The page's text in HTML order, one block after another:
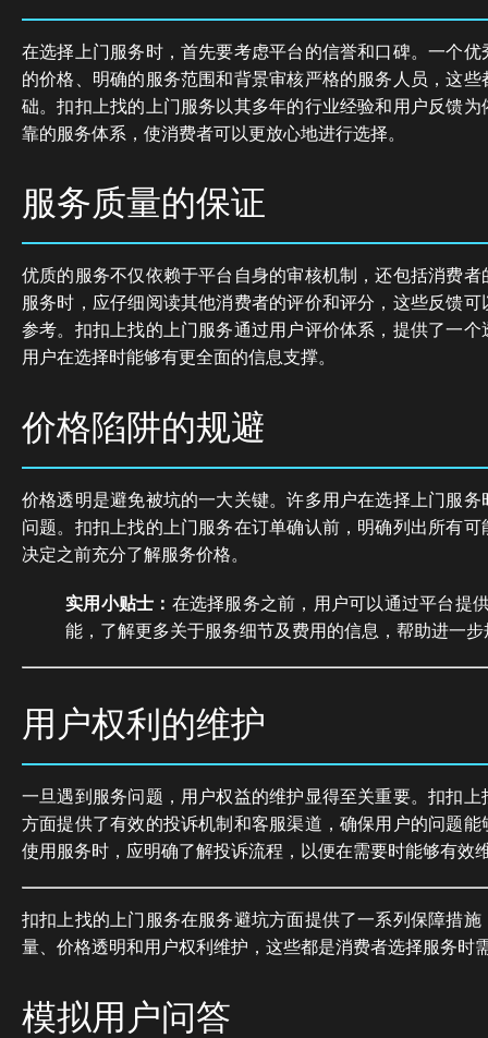
在选择上门服务时，首先要考虑平台的信誉和口碑。一个
的价格、明确的服务范围和背景审核严格的服务人员，这
础。扣扣上找的上门服务以其多年的行业经验和用户反馈
靠的服务体系，使消费者可以更放心地进行选择。
服务质量的保证
优质的服务不仅依赖于平台自身的审核机制，还包括消费
服务时，应仔细阅读其他消费者的评价和评分，这些反馈
参考。扣扣上找的上门服务通过用户评价体系，提供了一
用户在选择时能够有更全面的信息支撑。
价格陷阱的规避
价格透明是避免被坑的一大关键。许多用户在选择上门服
问题。扣扣上找的上门服务在订单确认前，明确列出所有
决定之前充分了解服务价格。
实用小贴士： 在选择服务之前，用户可以通过平台提
能，了解更多关于服务细节及费用的信息，帮助进一
用户权利的维护
一旦遇到服务问题，用户权益的维护显得至关重要。扣扣
方面提供了有效的投诉机制和客服渠道，确保用户的问题
使用服务时，应明确了解投诉流程，以便在需要时能够有效
扣扣上找的上门服务在服务避坑方面提供了一系列保障措
量、价格透明和用户权利维护，这些都是消费者选择服务时
模拟用户问答